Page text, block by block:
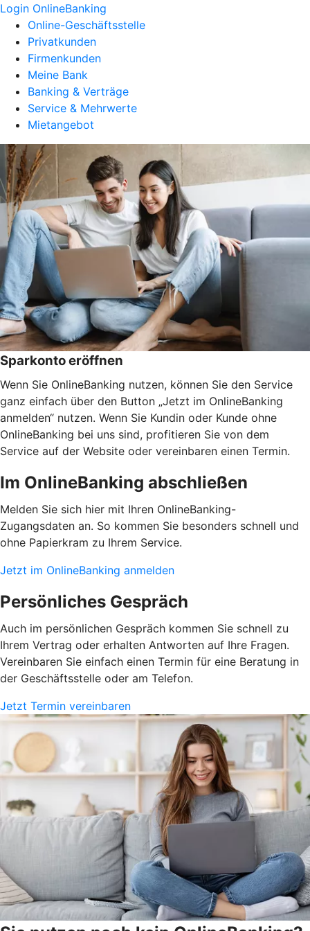
Login OnlineBanking
Online-Geschäftsstelle
Privatkunden
Firmenkunden
Meine Bank
Banking & Verträge
Service & Mehrwerte
Mietangebot
Sparkonto eröffnen
Wenn Sie OnlineBanking nutzen, können Sie den Service
ganz einfach über den Button „Jetzt im OnlineBanking
anmelden“ nutzen. Wenn Sie Kundin oder Kunde ohne
OnlineBanking bei uns sind, profitieren Sie von dem
Service auf der Website oder vereinbaren einen Termin.
Im OnlineBanking abschließen
Melden Sie sich hier mit Ihren OnlineBanking-
Zugangsdaten an. So kommen Sie besonders schnell und
ohne Papierkram zu Ihrem Service.
Jetzt im OnlineBanking anmelden
Persönliches Gespräch
Auch im persönlichen Gespräch kommen Sie schnell zu
Ihrem Vertrag oder erhalten Antworten auf Ihre Fragen.
Vereinbaren Sie einfach einen Termin für eine Beratung in
der Geschäftsstelle oder am Telefon.
Jetzt Termin vereinbaren